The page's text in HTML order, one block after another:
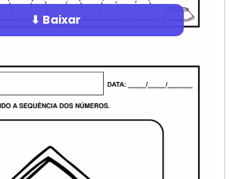
⬇ Baixar